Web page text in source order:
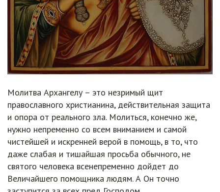
Молитва Архангелу – это незримый щит
православного христианина, действительная защита
и опора от реального зла. Молиться, конечно же,
нужно непременно со всем вниманием и самой
чистейшей и искренней верой в помощь, в то, что
даже слабая и тишайшая просьба обычного, не
святого человека всенепременно дойдет до
Величайшего помощника людям. А Он точно